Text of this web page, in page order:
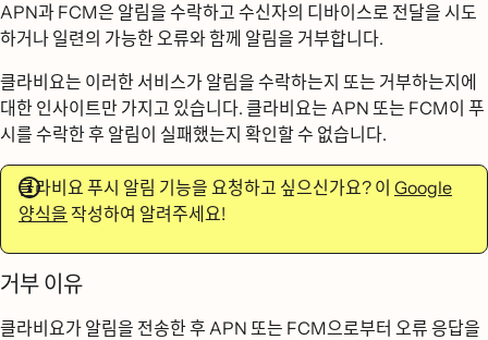
APN과 FCM은 알림을 수락하고 수신자의 디바이스로 전달을 시도
하거나 일련의 가능한 오류와 함께 알림을 거부합니다.
클라비요는 이러한 서비스가 알림을 수락하는지 또는 거부하는지에
대한 인사이트만 가지고 있습니다. 클라비요는 APN 또는 FCM이 푸
시를 수락한 후 알림이 실패했는지 확인할 수 없습니다.
클라비요 푸시 알림 기능을 요청하고 싶으신가요? 이 Google
양식을 작성하여 알려주세요!
거부 이유
클라비요가 알림을 전송한 후 APN 또는 FCM으로부터 오류 응답을